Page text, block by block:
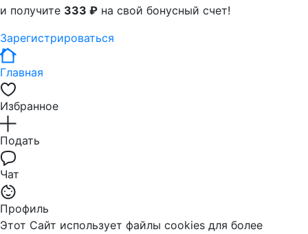
и получите 333 ₽ на свой бонусный счет!
Зарегистрироваться
Главная
Избранное
Подать
Чат
Профиль
Этот Сайт использует файлы cookies для более